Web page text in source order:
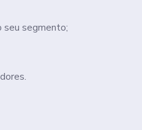
seu segmento;